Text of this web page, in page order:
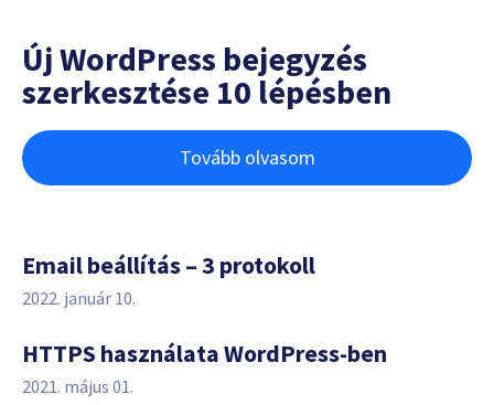
Új WordPress bejegyzés
szerkesztése 10 lépésben
Tovább olvasom
Email beállítás – 3 protokoll
2022. január 10.
HTTPS használata WordPress-ben
2021. május 01.